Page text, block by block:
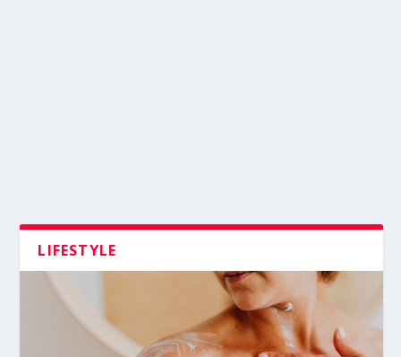
LIFESTYLE